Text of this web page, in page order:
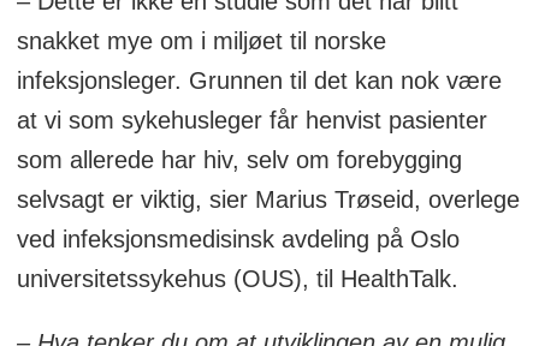
snakket mye om i miljøet til norske
infeksjonsleger. Grunnen til det kan nok være
at vi som sykehusleger får henvist pasienter
som allerede har hiv, selv om forebygging
selvsagt er viktig, sier Marius Trøseid, overlege
ved infeksjonsmedisinsk avdeling på Oslo
universitetssykehus (OUS), til HealthTalk.